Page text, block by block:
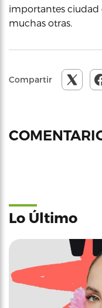
importantes ciudad
muchas otras.
Compartir
Lo Último